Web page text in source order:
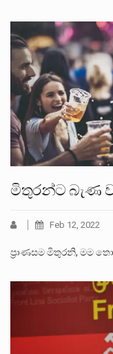
මිතුරන්ට බැණ
Feb 12, 2022
ප්‍රාණසම මිතුරනි, මම